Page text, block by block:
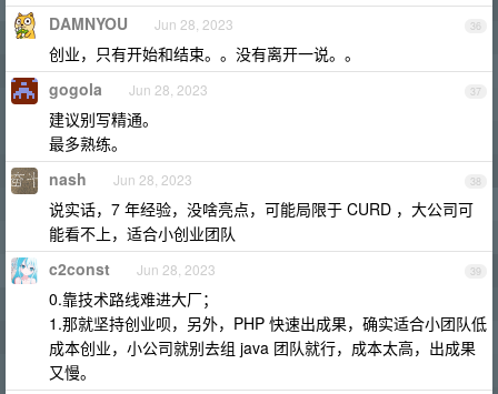
36
DAMNYOU Jun 28, 2023
创业，只有开始和结束。。没有离开一说。。
37
gogola Jun 28, 2023
建议别写精通。
最多熟练。
38
nash Jun 28, 2023
说实话，7 年经验，没啥亮点，可能局限于 CURD ，大公司可
能看不上，适合小创业团队
39
c2const Jun 28, 2023
0.靠技术路线难进大厂；
1.那就坚持创业呗，另外，PHP 快速出成果，确实适合小团队低
成本创业，小公司就别去组 java 团队就行，成本太高，出成果
又慢。